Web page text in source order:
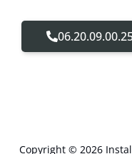
Copyright © 2026